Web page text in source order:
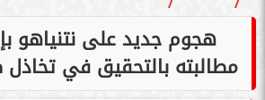
هجوم جديد على نتنياهو
مطالبته بالتحقيق في تخاذل